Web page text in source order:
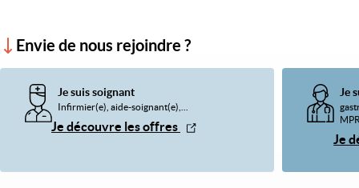
Envie de nous rejoindre ?
Je suis soignant
Infirmier(e), aide-soignant(e),...
Je découvre les offres
Je
Je